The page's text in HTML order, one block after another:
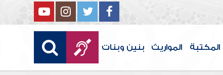
المكتبة المواريث بنين وبنات